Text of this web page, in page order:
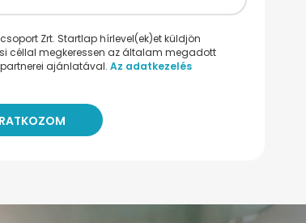
Zrt. Startlap hírlevel(ek)et küldjön
céllal megkeressen az általam megadott
ajánlatával. Az adatkezelés